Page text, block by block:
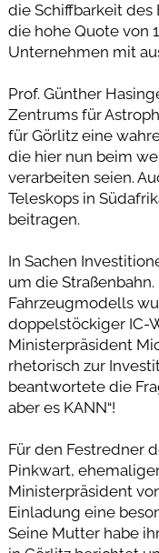
die Schiffbarkeit des
die hohe Quote von
Unternehmen mit
Prof. Günther
Zentrums für
für Görlitz eine
die hier nun beim
verarbeiten seien.
Teleskops in
beitragen.
In Sachen
um die
Fahrzeugmodells
doppelstöckiger IC-
Ministerpräsident
rhetorisch zur
beantwortete die
aber es KANN“!
Für den Festredner
Pinkwart,
Ministerpräsident
Einladung eine
Seine Mutter habe